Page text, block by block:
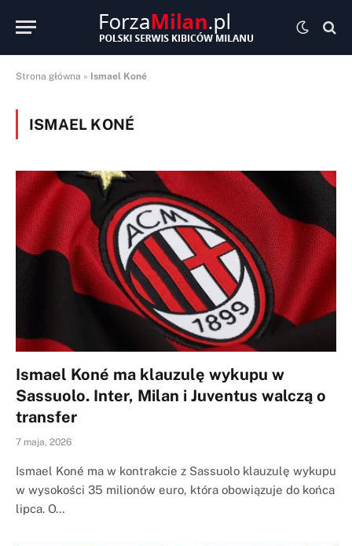
Strona główna » Ismael Koné
ISMAEL KONÉ
Ismael Koné ma klauzulę wykupu w
Sassuolo. Inter, Milan i Juventus walczą o
transfer
7 maja, 2026
Ismael Koné ma w kontrakcie z Sassuolo klauzulę wykupu
w wysokości 35 milionów euro, która obowiązuje do końca
lipca. O…